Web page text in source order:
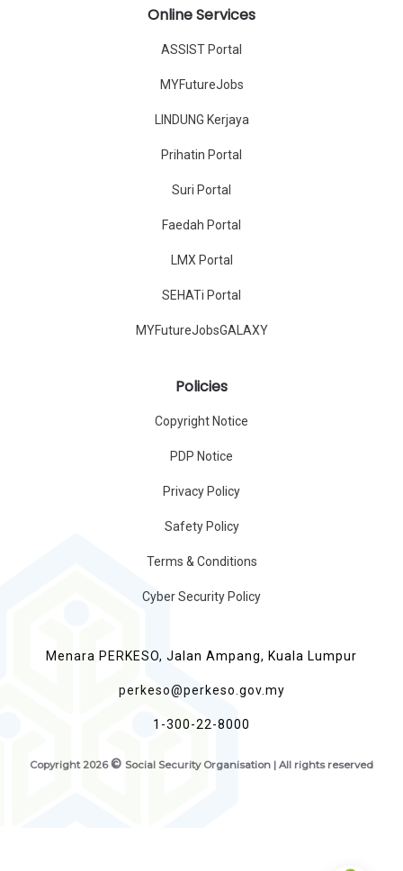
Online Services
ASSIST Portal
MYFutureJobs
LINDUNG Kerjaya
Prihatin Portal
Suri Portal
Faedah Portal
LMX Portal
SEHATi Portal
MYFutureJobsGALAXY
Policies
Copyright Notice
PDP Notice
Privacy Policy
Safety Policy
Terms & Conditions
Cyber Security Policy
Menara PERKESO, Jalan Ampang, Kuala Lumpur
perkeso@perkeso.gov.my
1-300-22-8000
Copyright 2026 © Social Security Organisation | All rights reserved